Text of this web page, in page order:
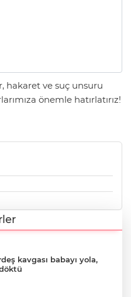
hakaret ve suç unsuru
önemle hatırlatırız!
kavgası babayı yola,